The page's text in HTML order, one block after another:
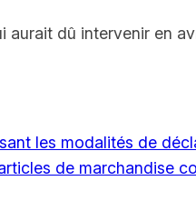
aurait dû intervenir en
les modalités de
de marchandise